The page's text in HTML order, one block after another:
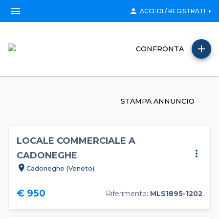
menu person ACCEDI / REGISTRATI arrow_right
CONFRONTA add
STAMPA ANNUNCIO
LOCALE COMMERCIALE A
CADONEGHE
location_on Cadoneghe (Veneto)
€ 950 Riferimento: MLS1895-1202
more_vert